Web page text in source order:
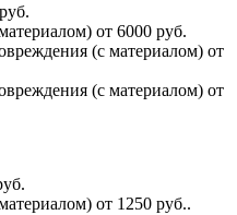
от 6000 руб.
(с материалом) от
(с материалом) от
от 1250 руб..